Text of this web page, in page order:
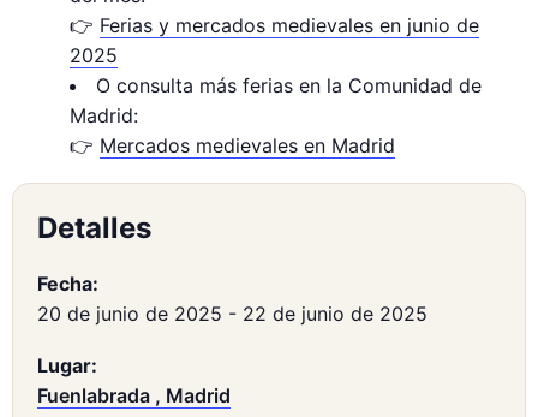
👉 Ferias y mercados medievales en junio de
2025
O consulta más ferias en la Comunidad de
Madrid:
👉 Mercados medievales en Madrid
Detalles
Fecha:
20 de junio de 2025 - 22 de junio de 2025
Lugar:
Fuenlabrada , Madrid